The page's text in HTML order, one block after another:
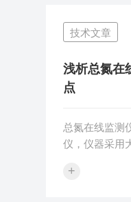
检测和户外
常用来评价
需氧量或者化
铬酸钾)将...
技术文章
浅析总氮在
点
总氮在线监测
仪，仪器采用
自动定时的对
+